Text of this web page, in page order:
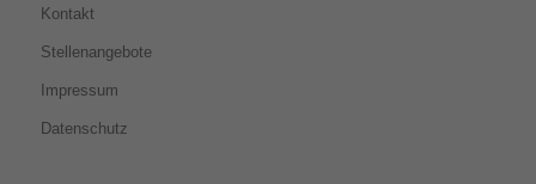
Kontakt
Stellenangebote
Impressum
Datenschutz